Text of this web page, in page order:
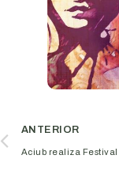
ANTERIOR